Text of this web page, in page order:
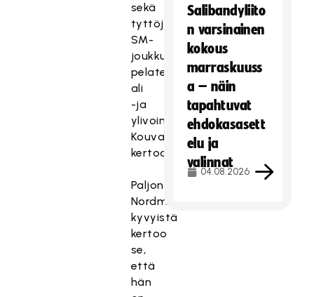
sekä
tyttöjen
SM-
joukkueissa
pelaten
ali
-ja
ylivoimia,
Kouvalainen
kertoo.
Paljon
Nordmanin
kyvyistä
kertoo
se,
että
hän
Salibandyliito
n varsinainen
kokous
marraskuuss
a – näin
tapahtuvat
ehdokasasett
elu ja
valinnat
04.08.2026